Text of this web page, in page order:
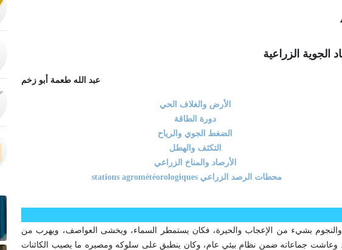
الجوية الزراعية
عبد الله طعمة أبو زخم
الأرض والغلاف الحي
دورة الطاقة
الضغط الجوي والرياح
التكثف والهطل
الأرصاد والمناخ الزراعي
بشيء من الإعجاب والحيرة، فكان يستمطر السماء، ويخشى العواصف، ويهرب من
وعاشت جماعاته ضمن نظام بيئي عام، وكان ينطبق على سلوكه ومصيره ما يصيب الكائنات